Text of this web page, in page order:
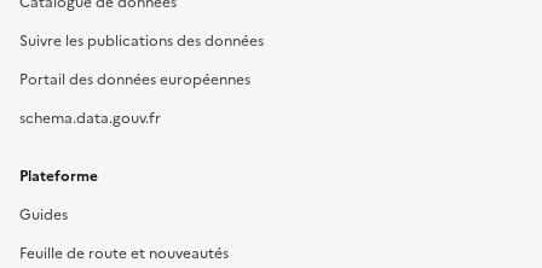
Suivre les publications des données
Portail des données européennes
schema.data.gouv.fr
Plateforme
Guides
Feuille de route et nouveautés